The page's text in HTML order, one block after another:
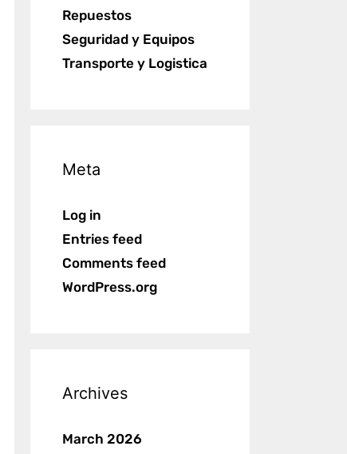
Repuestos
Seguridad y Equipos
Transporte y Logistica
Meta
Log in
Entries feed
Comments feed
WordPress.org
Archives
March 2026